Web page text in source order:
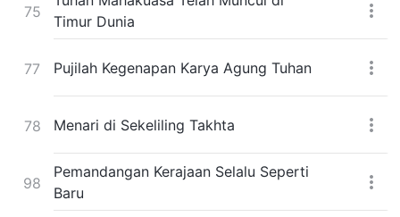
75
Timur Dunia
77 Pujilah Kegenapan Karya Agung Tuhan
78 Menari di Sekeliling Takhta
98
Pemandangan Kerajaan Selalu Seperti
Baru